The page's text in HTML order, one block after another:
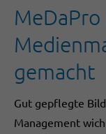
gemacht
Gut gepflegte
Management